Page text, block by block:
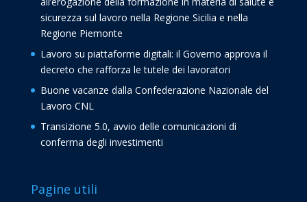
sicurezza sul lavoro nella Regione Sicilia e nella
Regione Piemonte
Lavoro su piattaforme digitali: il Governo approva il
decreto che rafforza le tutele dei lavoratori
Buone vacanze dalla Confederazione Nazionale del
Lavoro CNL
Transizione 5.0, avvio delle comunicazioni di
conferma degli investimenti
Pagine utili